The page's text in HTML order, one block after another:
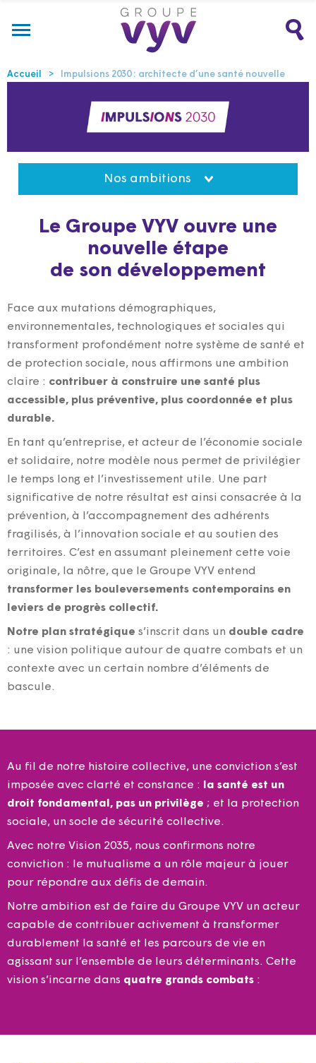
Accueil Impulsions 2030 : architecte d’une santé nouvelle
Nos ambitions
Le Groupe VYV ouvre une
nouvelle étape
de son développement
Face aux mutations démographiques,
environnementales, technologiques et sociales qui
transforment profondément notre système de santé et
de protection sociale, nous affirmons une ambition
claire : contribuer à construire une santé plus
accessible, plus préventive, plus coordonnée et plus
durable.
En tant qu’entreprise, et acteur de l’économie sociale
et solidaire, notre modèle nous permet de privilégier
le temps long et l’investissement utile. Une part
significative de notre résultat est ainsi consacrée à la
prévention, à l’accompagnement des adhérents
fragilisés, à l’innovation sociale et au soutien des
territoires. C’est en assumant pleinement cette voie
originale, la nôtre, que le Groupe VYV entend
transformer les bouleversements contemporains en
leviers de progrès collectif.
Notre plan stratégique s’inscrit dans un double cadre
: une vision politique autour de quatre combats et un
contexte avec un certain nombre d’éléments de
bascule.
Au fil de notre histoire collective, une conviction s’est
imposée avec clarté et constance : la santé est un
droit fondamental, pas un privilège ; et la protection
sociale, un socle de sécurité collective.
Avec notre Vision 2035, nous confirmons notre
conviction : le mutualisme a un rôle majeur à jouer
pour répondre aux défis de demain.
Notre ambition est de faire du Groupe VYV un acteur
capable de contribuer activement à transformer
durablement la santé et les parcours de vie en
agissant sur l’ensemble de leurs déterminants. Cette
vision s’incarne dans quatre grands combats :